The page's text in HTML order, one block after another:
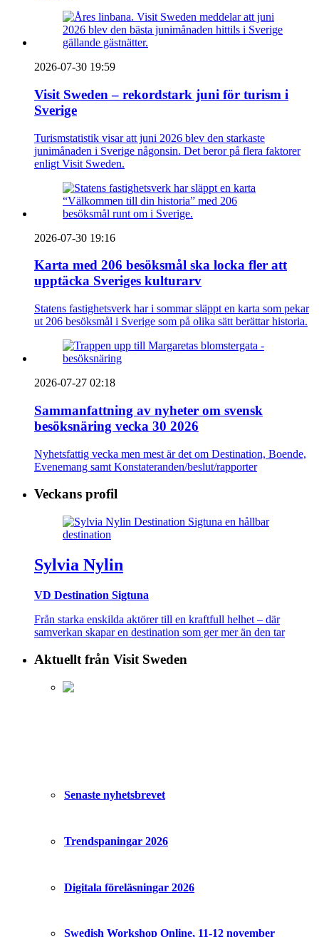
2026-07-30 19:59
Visit Sweden – rekordstark juni för turism i
Sverige
Turismstatistik visar att juni 2026 blev den starkaste
junimånaden i Sverige någonsin. Det beror på flera faktorer
enligt Visit Sweden.
2026-07-30 19:16
Karta med 206 besöksmål ska locka fler att
upptäcka Sveriges kulturarv
Statens fastighetsverk har i sommar släppt en karta som pekar
ut 206 besöksmål i Sverige som på olika sätt berättar historia.
2026-07-27 02:18
Sammanfattning av nyheter om svensk
besöksnäring vecka 30 2026
Nyhetsfattig vecka men mest är det om Destination, Boende,
Evenemang samt Konstateranden/beslut/rapporter
Veckans profil
Sylvia Nylin
VD Destination Sigtuna
Från starka enskilda aktörer till en kraftfull helhet – där
samverkan skapar en destination som ger mer än den tar
Aktuellt från Visit Sweden
Senaste nyhetsbrevet
Trendspaningar 2026
Digitala föreläsningar 2026
Swedish Workshop Online, 11-12 november